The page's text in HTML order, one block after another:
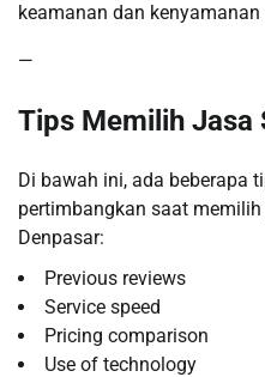
keamanan dan
—
Tips Memilih Jasa
Di bawah ini, ada beberapa
pertimbangkan saat
Denpasar:
Previous reviews
Service speed
Pricing comparison
Use of technology